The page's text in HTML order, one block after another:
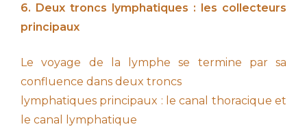
6. Deux troncs lymphatiques : les collecteurs
principaux
Le voyage de la lymphe se termine par sa
confluence dans deux troncs
lymphatiques principaux : le canal thoracique et
le canal lymphatique